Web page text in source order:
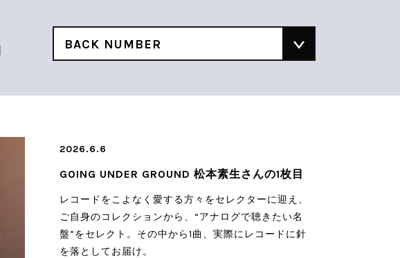
BACK NUMBER
2026.6.6
GOING UNDER GROUND 松本素生さんの1枚目
レコードをこよなく愛する方々をセレクターに迎え、
ご自身のコレクションから、“アナログで聴きたい名
盤”をセレクト。その中から1曲、実際にレコードに針
を落としてお届け。